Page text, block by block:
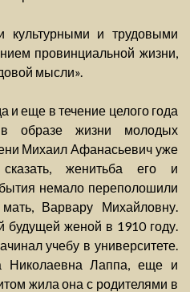
и трудовыми
провинциальной жизни,
мысли».
и еще в течение целого года
образе жизни молодых
Михаил Афанасьевич уже
женитьба его и
немало переполошили
Варвару Михайловну.
будущей женой в 1910 году.
учебу в университете.
Николаевна Лаппа, еще и
жила она с родителями в